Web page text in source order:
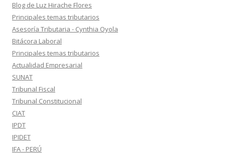
Blog de Luz Hirache Flores
Principales temas tributarios
Asesoría Tributaria - Cynthia Oyola
Bitácora Laboral
Principales temas tributarios
Actualidad Empresarial
SUNAT
Tribunal Fiscal
Tribunal Constitucional
CIAT
IPDT
IPIDET
IFA - PERÚ